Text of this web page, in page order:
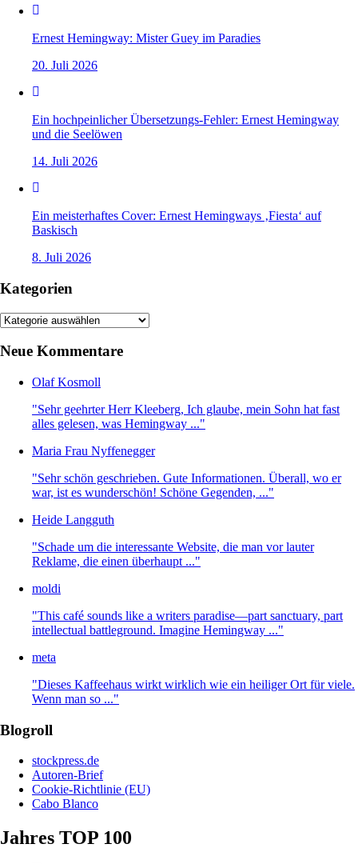
Ernest Hemingway: Mister Guey im Paradies
20. Juli 2026
Ein hochpeinlicher Übersetzungs-Fehler: Ernest Hemingway
und die Seelöwen
14. Juli 2026
Ein meisterhaftes Cover: Ernest Hemingways ‚Fiesta‘ auf
Baskisch
8. Juli 2026
Kategorien
Kategorien
Neue Kommentare
Olaf Kosmoll
"Sehr geehrter Herr Kleeberg, Ich glaube, mein Sohn hat fast
alles gelesen, was Hemingway ..."
Maria Frau Nyffenegger
"Sehr schön geschrieben. Gute Informationen. Überall, wo er
war, ist es wunderschön! Schöne Gegenden, ..."
Heide Langguth
"Schade um die interessante Website, die man vor lauter
Reklame, die einen überhaupt ..."
moldi
"This café sounds like a writers paradise—part sanctuary, part
intellectual battleground. Imagine Hemingway ..."
meta
"Dieses Kaffeehaus wirkt wirklich wie ein heiliger Ort für viele.
Wenn man so ..."
Blogroll
stockpress.de
Autoren-Brief
Cookie-Richtlinie (EU)
Cabo Blanco
Jahres TOP 100